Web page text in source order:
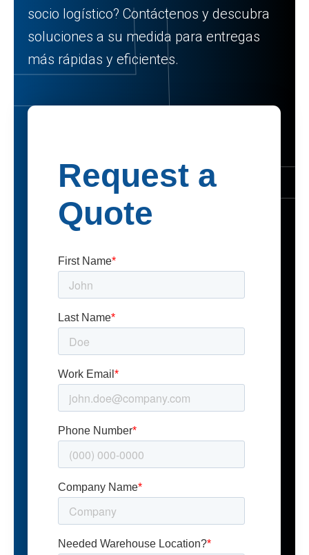
socio logístico? Contáctenos y descubra
soluciones a su medida para entregas
más rápidas y eficientes.